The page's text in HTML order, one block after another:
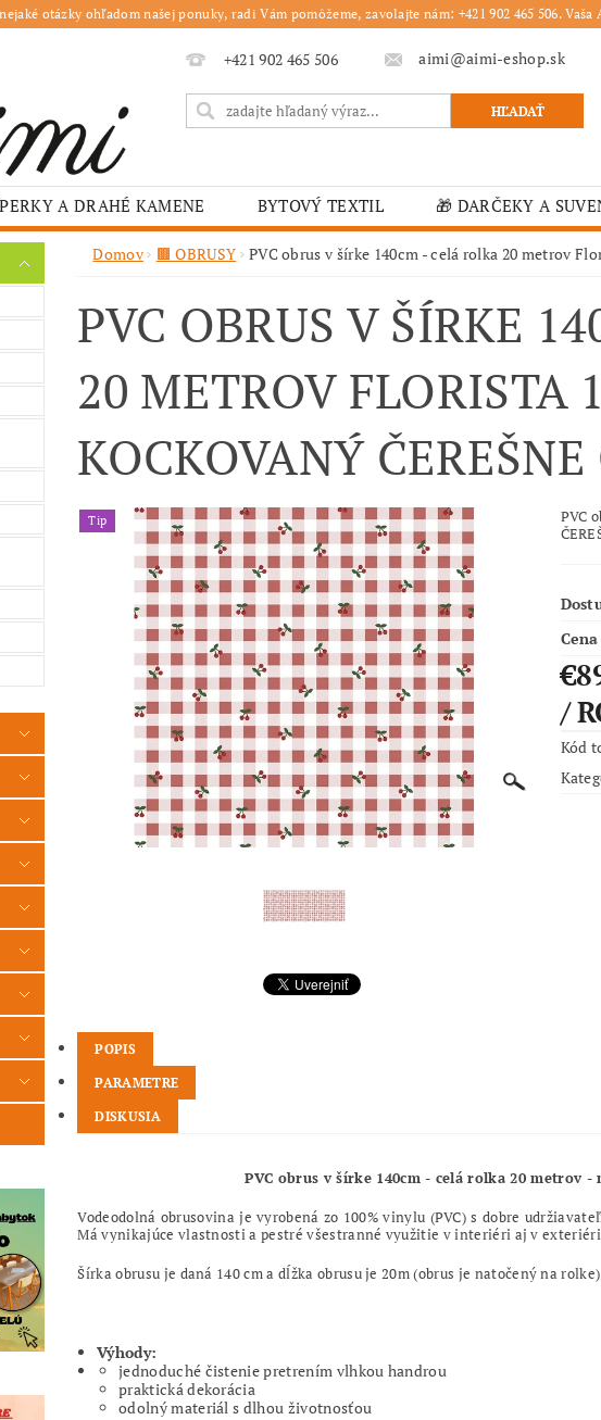
otázky ohľadom našej ponuky, radi Vám pomôžeme, zavolajte nám: +421 902 465 506. Vaša
+421 902 465 506 aimi@aimi-eshop.sk
A DRAHÉ KAMENE BYTOVÝ TEXTIL 🎁 DARČEKY A
JESENNÉ OBRUSY 🎄 VIANOČNÝ TOVAR 🏫 ŠKOLSKÉ
A VEREJNÉ ZARIADENIA MOJA OBJEDNÁVKA
Domov 🟫 OBRUSY PVC obrus v šírke 140cm - celá rolka 20 metrov
PVC OBRUS V ŠÍRKE
20 METROV FLORISTA
KOCKOVANÝ
Tip
PVC
Cena
/
Kód
POPIS
PARAMETRE
DISKUSIA
PVC obrus v šírke 140cm - celá rolka 20 metrov -
Vodeodolná obrusovina je vyrobená zo 100% vinylu (PVC) s dobre
Má vynikajúce vlastnosti a pestré všestranné využitie v interiéri aj v
Šírka obrusu je daná 140 cm a dĺžka obrusu je 20m (obrus je natočený na
Výhody:
jednoduché čistenie pretrením vlhkou handrou
praktická dekorácia
odolný materiál s dlhou životnosťou